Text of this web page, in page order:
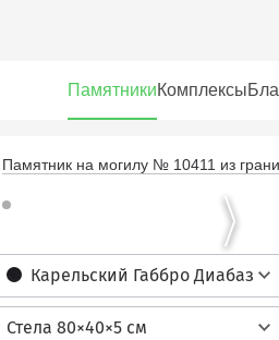
ПамятникиКомплексы
Памятник на могилу № 10411 из
Карельский Габбро Диабаз
Стела 80×40×5 см